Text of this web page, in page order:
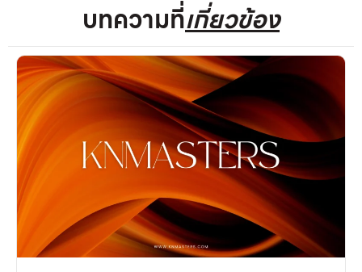
บทความที่เกี่ยวข้อง